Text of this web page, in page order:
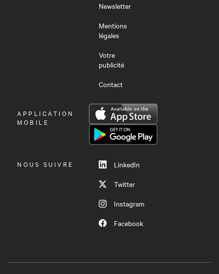
Newsletter
Mentions
légales
Votre
publicité
Contact
OUVRIR
LE
APPLICATION
MOBILE
NOUS SUIVRE
LinkedIn
Twitter
Instagram
Facebook